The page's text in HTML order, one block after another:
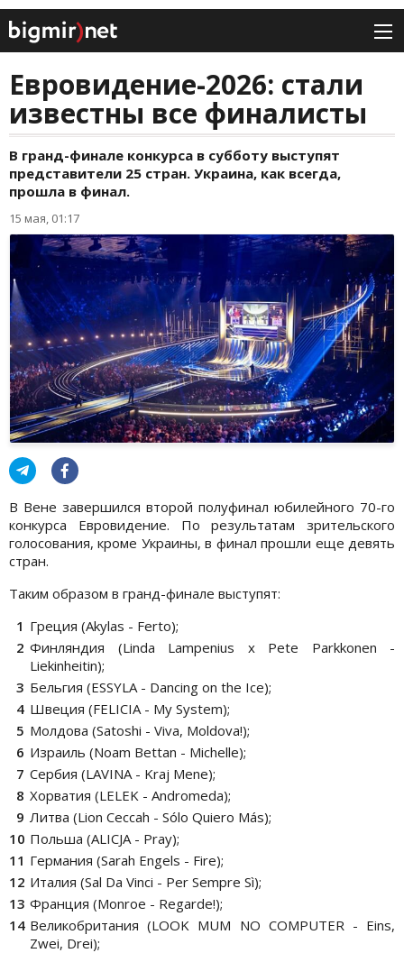
Евровидение-2026: стали
известны все финалисты
В гранд-финале конкурса в субботу выступят
представители 25 стран. Украина, как всегда,
прошла в финал.
15 мая, 01:17
В Вене завершился второй полуфинал юбилейного 70-го
конкурса Евровидение. По результатам зрительского
голосования, кроме Украины, в финал прошли еще девять
стран.
Таким образом в гранд-финале выступят:
Греция (Akylas - Ferto);
Финляндия (Linda Lampenius x Pete Parkkonen -
Liekinheitin);
Бельгия (ESSYLA - Dancing on the Ice);
Швеция (FELICIA - My System);
Молдова (Satoshi - Viva, Moldova!);
Израиль (Noam Bettan - Michelle);
Сербия (LAVINA - Kraj Mene);
Хорватия (LELEK - Andromeda);
Литва (Lion Ceccah - Sólo Quiero Más);
Польша (ALICJA - Pray);
Германия (Sarah Engels - Fire);
Италия (Sal Da Vinci - Per Sempre Sì);
Франция (Monroe - Regarde!);
Великобритания (LOOK MUM NO COMPUTER - Eins,
Zwei, Drei);